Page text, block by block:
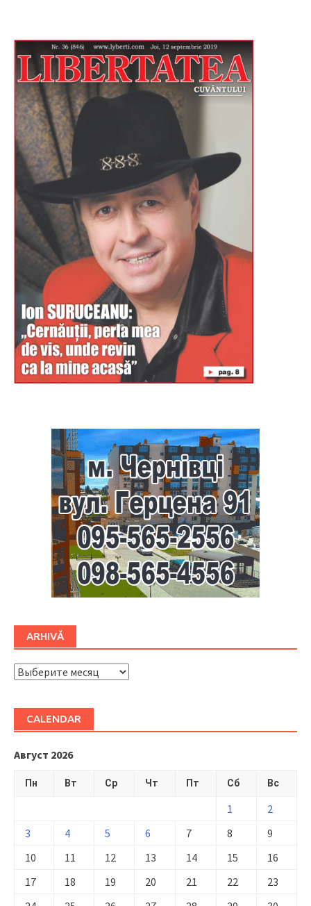
ARHIVĂ
ARHIVĂ
CALENDAR
Август 2026
Пн Вт Ср Чт Пт Сб Вс
1
2
3
4 5 6 7 8
9
10
11 12 13 14 15
16
17
18 19 20 21 22
23